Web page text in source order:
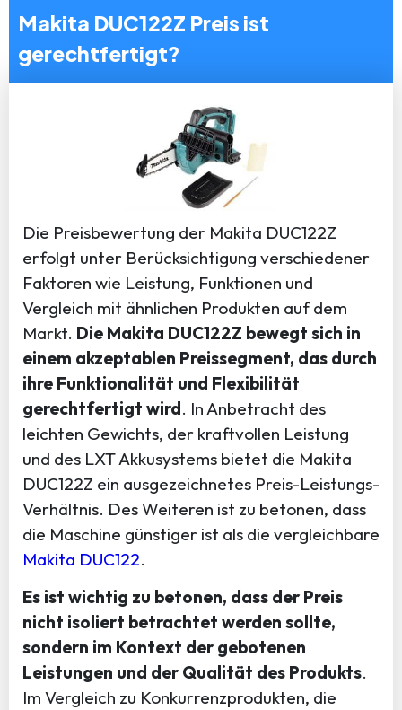
Makita DUC122Z Preis ist
gerechtfertigt?
Die Preisbewertung der Makita DUC122Z
erfolgt unter Berücksichtigung verschiedener
Faktoren wie Leistung, Funktionen und
Vergleich mit ähnlichen Produkten auf dem
Markt. Die Makita DUC122Z bewegt sich in
einem akzeptablen Preissegment, das durch
ihre Funktionalität und Flexibilität
gerechtfertigt wird. In Anbetracht des
leichten Gewichts, der kraftvollen Leistung
und des LXT Akkusystems bietet die Makita
DUC122Z ein ausgezeichnetes Preis-Leistungs-
Verhältnis. Des Weiteren ist zu betonen, dass
die Maschine günstiger ist als die vergleichbare
Makita DUC122.
Es ist wichtig zu betonen, dass der Preis
nicht isoliert betrachtet werden sollte,
sondern im Kontext der gebotenen
Leistungen und der Qualität des Produkts.
Im Vergleich zu Konkurrenzprodukten, die